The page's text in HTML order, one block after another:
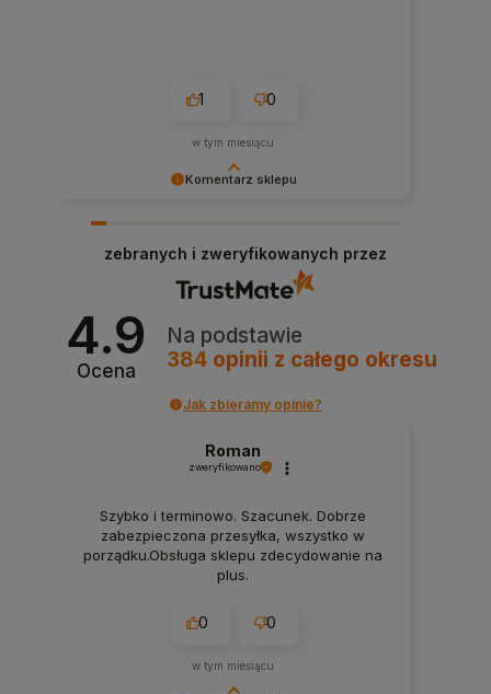
Komentarz sklepu
1 0
w tym miesiącu
zebranych i zweryfikowanych przez
4.9
Ocena
Na podstawie
384 opinii z całego okresu
Jak zbieramy opinie?
Roman
zweryfikowano
Szybko i terminowo. Szacunek. Dobrze
zabezpieczona przesyłka, wszystko w
porządku.Obsługa sklepu zdecydowanie na
plus.
0 0
w tym miesiącu